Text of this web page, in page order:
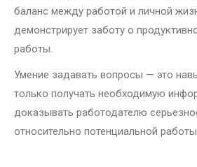
баланс между работой и личной
демонстрирует заботу о
работы.
Умение задавать вопросы — это
только получать необходимую
доказывать работодателю
относительно потенциальной